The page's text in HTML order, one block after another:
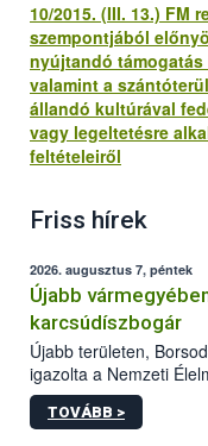
10/2015. (III. 13.) FM
szempontjából
nyújtandó
valamint a
állandó kultúrával
vagy legeltetésre
feltételeiről
Friss hírek
2026. augusztus 7, péntek
Újabb
karcsúdíszbogár
Újabb területen,
igazolta a Nemzeti
kőrisrontó
kártevőt nem csak
TOVÁBB >